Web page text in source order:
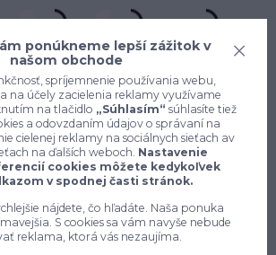
e-shop, kde nemusíte
kvalitou a cenou,
voľnočasové oblečenie
a ženy na jednom mieste,
ponúkneme lepší zážitok v
našom obchode
spríjemnenie používania webu,
na účely zacielenia reklamy využívame
na tlačidlo „Súhlasím“ súhlasíte tiež
a odovzdaním údajov o správaní na
cielenej reklamy na sociálnych sieťach av
na ďalších weboch. Nastavenie
cookies môžete kedykoľvek
v spodnej časti stránok.
nájdete, čo hľadáte. Naša ponuka
S cookies sa vám navyše nebude
reklama, ktorá vás nezaujíma.